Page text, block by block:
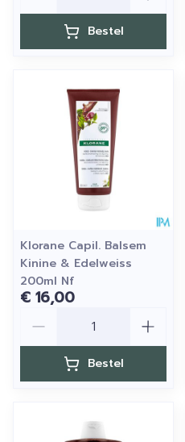
Bestel
Klorane Capil. Balsem
Kinine & Edelweiss
200ml Nf
€ 16,00
Bestel